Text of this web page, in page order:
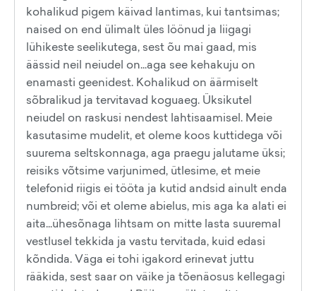
kohalikud pigem käivad lantimas, kui tantsimas;
naised on end ülimalt üles löönud ja liigagi
lühikeste seelikutega, sest õu mai gaad, mis
äässid neil neiudel on...aga see kehakuju on
enamasti geenidest. Kohalikud on äärmiselt
sõbralikud ja tervitavad koguaeg. Üksikutel
neiudel on raskusi nendest lahtisaamisel. Meie
kasutasime mudelit, et oleme koos kuttidega või
suurema seltskonnaga, aga praegu jalutame üksi;
reisiks võtsime varjunimed, ütlesime, et meie
telefonid riigis ei tööta ja kutid andsid ainult enda
numbreid; või et oleme abielus, mis aga ka alati ei
aita...ühesõnaga lihtsam on mitte lasta suuremal
vestlusel tekkida ja vastu tervitada, kuid edasi
kõndida. Väga ei tohi igakord erinevat juttu
rääkida, sest saar on väike ja tõenäosus kellegagi